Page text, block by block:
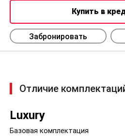
Купить в
Забронировать
Отличие
Luxury
Базовая комплектация